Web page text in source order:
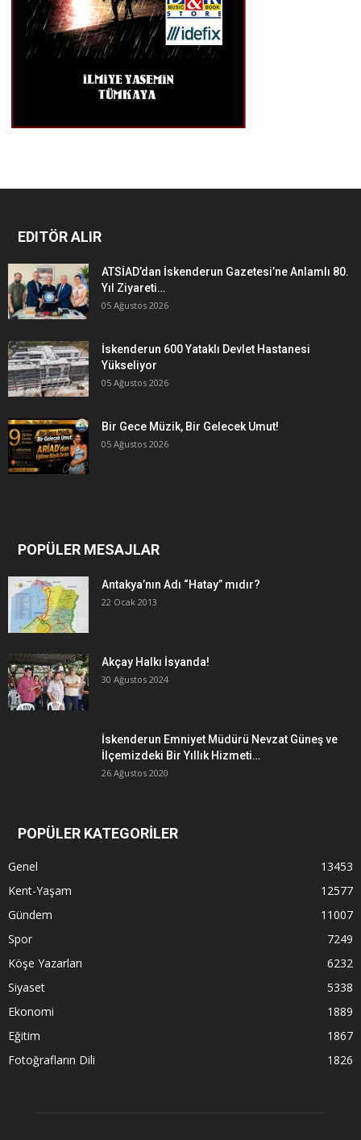
EDITÖR ALIR
ATSİAD’dan İskenderun Gazetesi’ne Anlamlı 80.
Yıl Ziyareti…
05 Ağustos 2026
İskenderun 600 Yataklı Devlet Hastanesi
Yükseliyor
05 Ağustos 2026
Bir Gece Müzik, Bir Gelecek Umut!
05 Ağustos 2026
POPÜLER MESAJLAR
Antakya’nın Adı “Hatay” mıdır?
22 Ocak 2013
Akçay Halkı İsyanda!
30 Ağustos 2024
İskenderun Emniyet Müdürü Nevzat Güneş ve
İlçemizdeki Bir Yıllık Hizmeti…
26 Ağustos 2020
POPÜLER KATEGORİLER
Genel
13453
Kent-Yaşam
12577
Gündem
11007
Spor
7249
Köşe Yazarları
6232
Siyaset
5338
Ekonomi
1889
Eğitim
1867
Fotoğrafların Dili
1826